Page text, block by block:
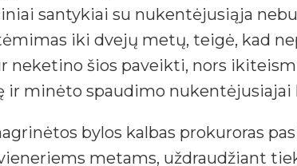
santykiai su nukentėjusiąja
iki dvejų metų, teigė, kad
neketino šios paveikti, nors
ir minėto spaudimo nukentėjusiajai
bylos kalbas prokuroras
metams, uždraudžiant